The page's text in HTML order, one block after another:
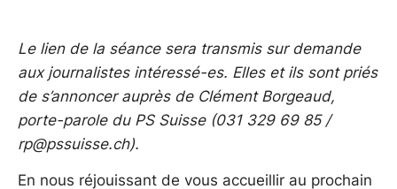
Le lien de la séance sera transmis sur demande
aux journalistes intéressé-es. Elles et ils sont priés
de s’annoncer auprès de Clément Borgeaud,
porte-parole du PS Suisse (031 329 69 85 /
rp@pssuisse.ch).
En nous réjouissant de vous accueillir au prochain